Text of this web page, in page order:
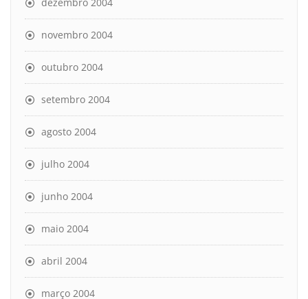
novembro 2004
outubro 2004
setembro 2004
agosto 2004
julho 2004
junho 2004
maio 2004
abril 2004
março 2004